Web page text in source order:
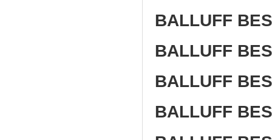
BALLUFF
BALLUFF
BALLUFF
BALLUFF